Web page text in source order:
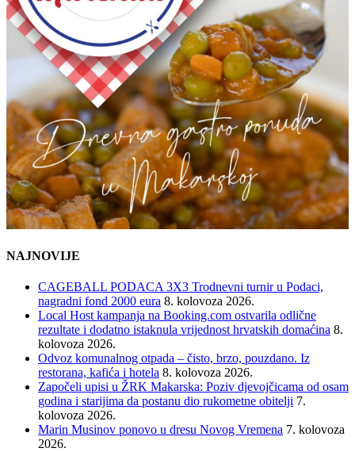
NAJNOVIJE
CAGEBALL PODACA 3X3 Trodnevni turnir u Podaci,
nagradni fond 2000 eura 8. kolovoza 2026.
Local Host kampanja na Booking.com ostvarila odlične
rezultate i dodatno istaknula vrijednost hrvatskih domaćina 8.
kolovoza 2026.
Odvoz komunalnog otpada – čisto, brzo, pouzdano. Iz
restorana, kafića i hotela 8. kolovoza 2026.
Započeli upisi u ŽRK Makarska: Poziv djevojčicama od osam
godina i starijima da postanu dio rukometne obitelji 7.
kolovoza 2026.
Marin Musinov ponovo u dresu Novog Vremena 7. kolovoza
2026.